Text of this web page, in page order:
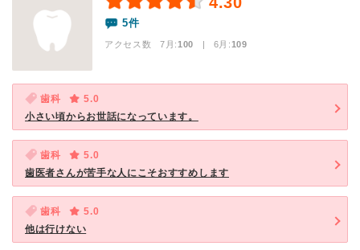
5件
アクセス数 7月:100 | 6月:109
歯科
5.0
小さい頃からお世話になっています。
歯科
5.0
歯医者さんが苦手な人にこそおすすめします
歯科
5.0
他は行けない